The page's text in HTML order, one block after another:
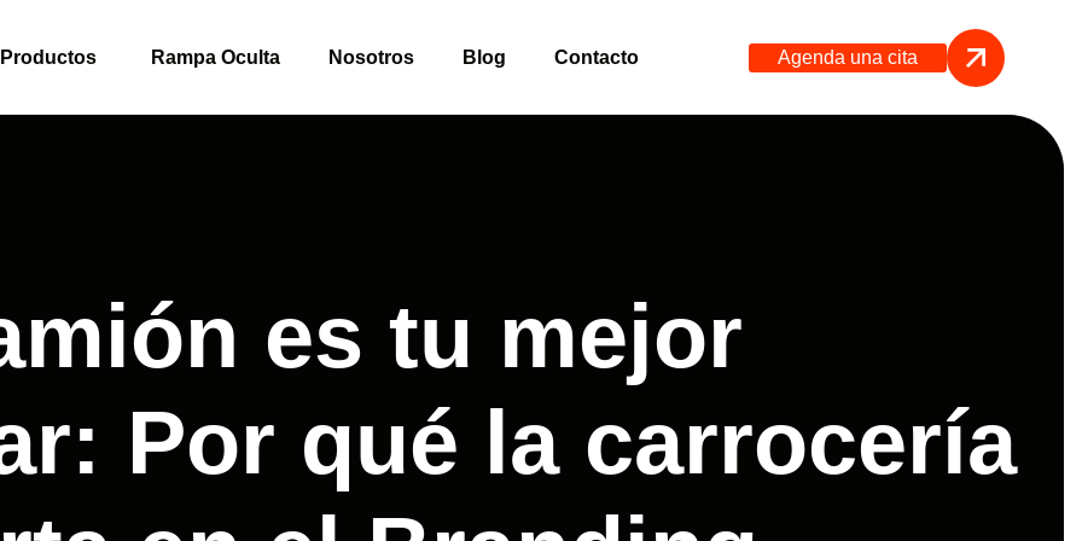
Productos Rampa Oculta Nosotros Blog Contacto Agenda una cita
es tu mejor
Por qué la carrocería